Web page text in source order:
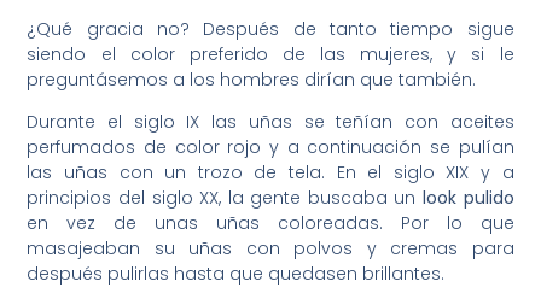
¿Qué gracia no? Después de tanto tiempo sigue
siendo el color preferido de las mujeres, y si le
preguntásemos a los hombres dirían que también.
Durante el siglo IX las uñas se teñían con aceites
perfumados de color rojo y a continuación se pulían
las uñas con un trozo de tela. En el siglo XIX y a
principios del siglo XX, la gente buscaba unlook pulido
en vez de unas uñas coloreadas. Por lo que
masajeaban su uñas con polvos y cremas para
después pulirlas hasta que quedasen brillantes.